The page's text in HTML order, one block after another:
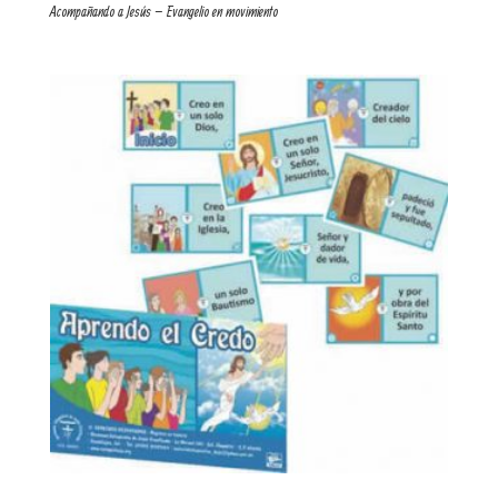
Acompañando a Jesús – Evangelio en movimiento